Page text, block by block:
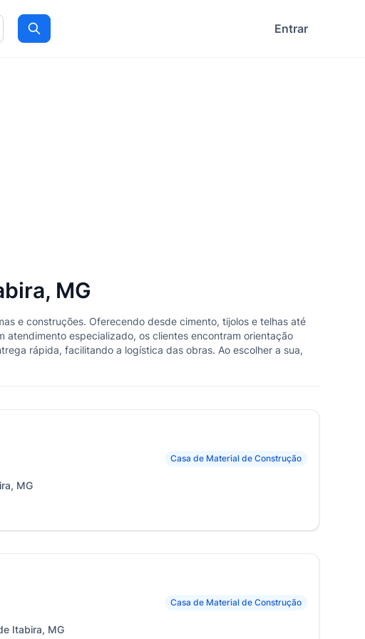
Procurar Entrar
MG
e construções. Oferecendo desde cimento, tijolos e telhas até
atendimento especializado, os clientes encontram orientação
rápida, facilitando a logística das obras. Ao escolher a sua,
Casa de Material de Construção
MG
Casa de Material de Construção
Itabira, MG